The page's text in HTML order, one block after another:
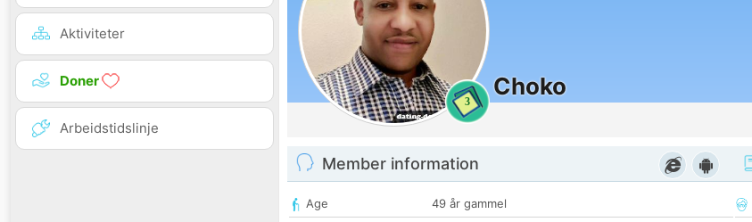
Aktiviteter
Doner
Arbeidstidslinje
3
Choko
Member information
Age
49 år gammel